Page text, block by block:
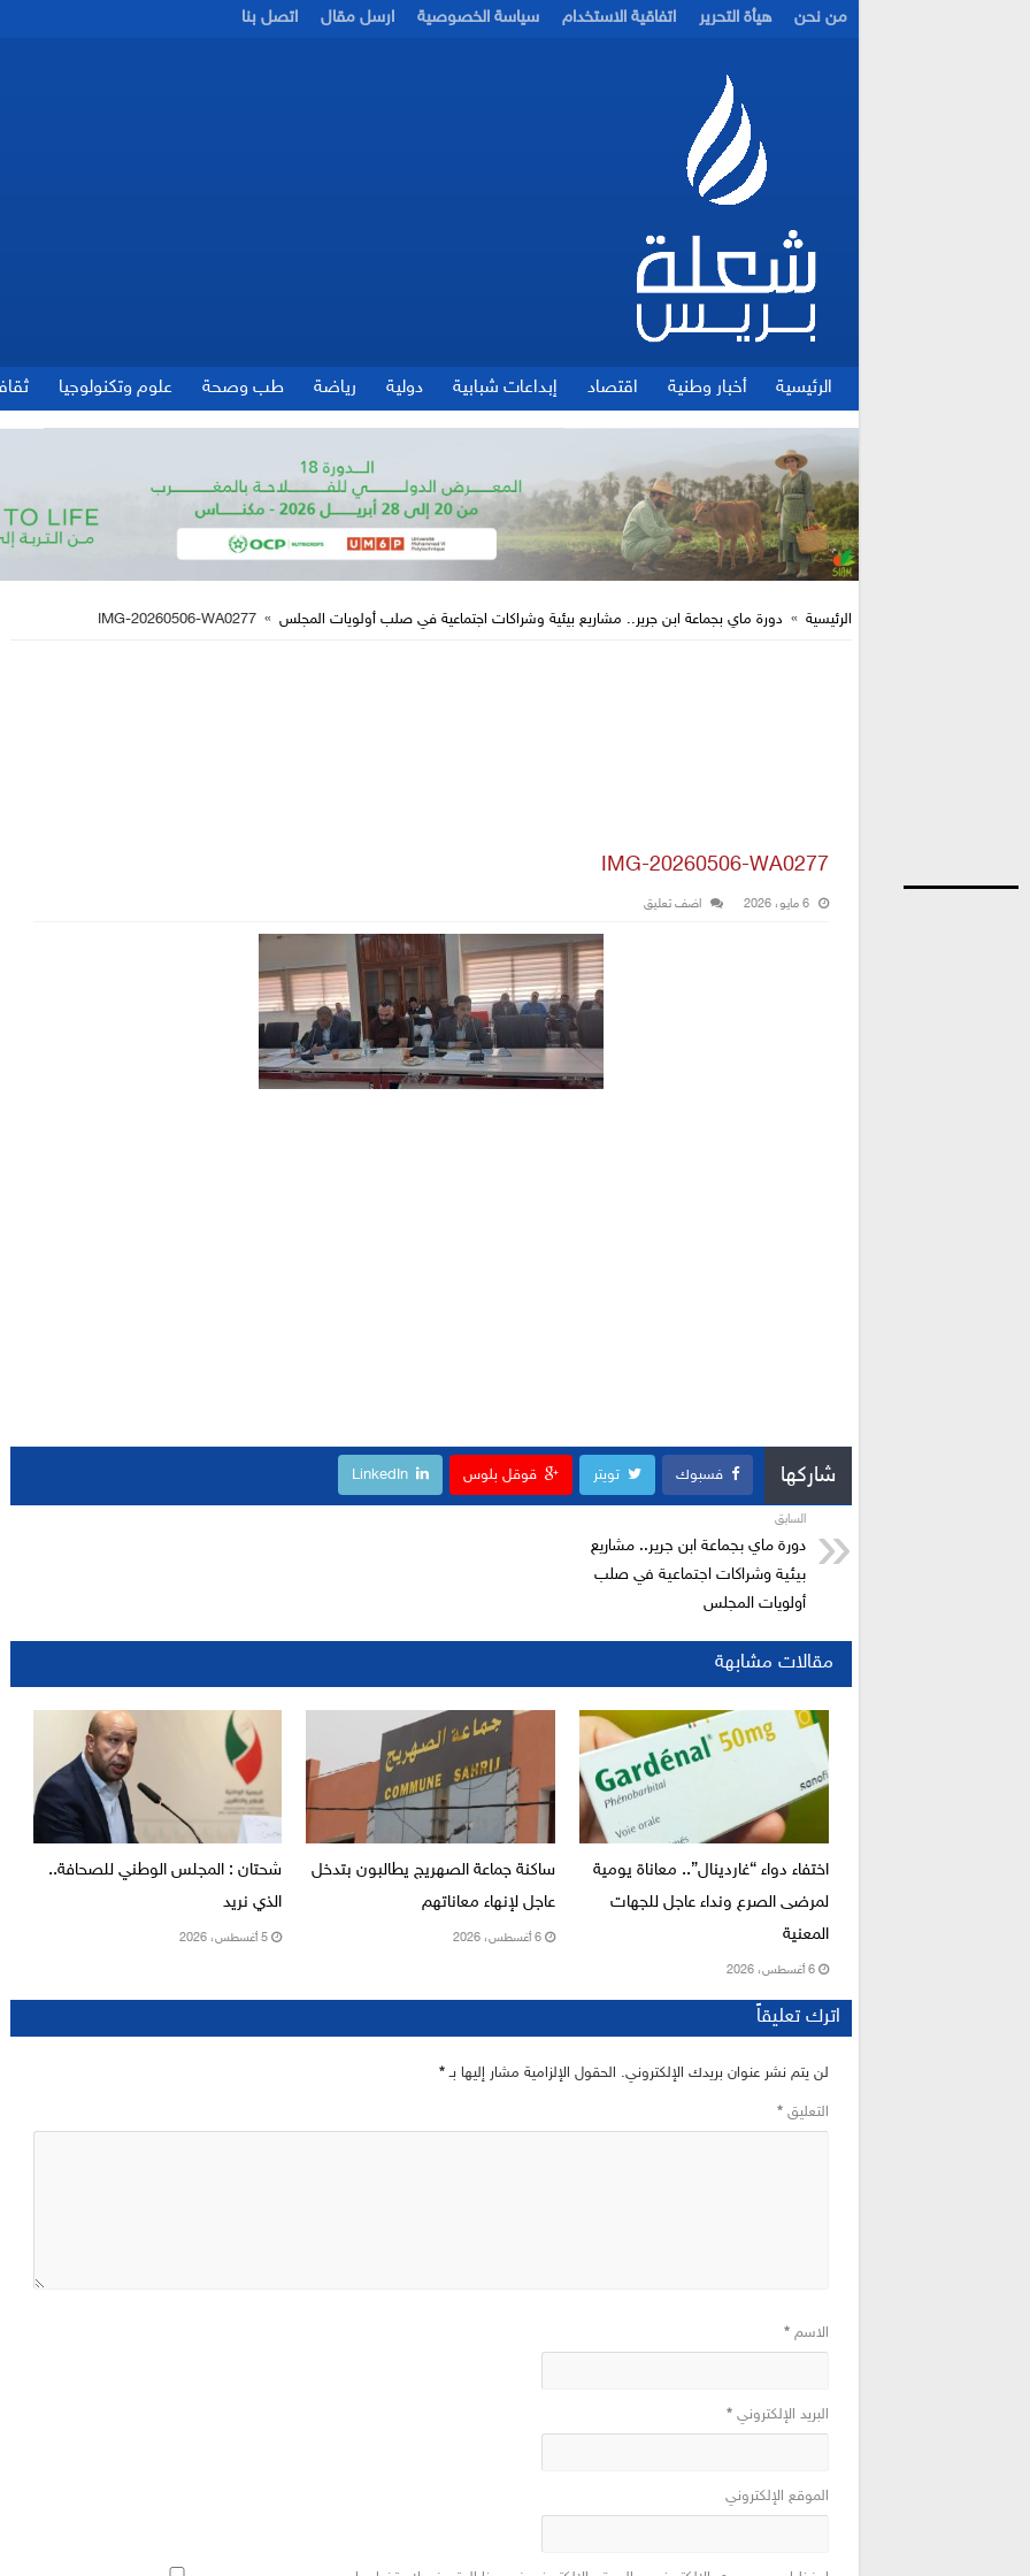
من نحن هيأة التحرير اتفاقية الاستخدام سياسة الخصوصية ارسل مقال اتصل بنا
الرئيسية أخبار وطنية اقتصاد إبداعات شبابية دولية رياضة طب وصحة علوم وتكنولوجيا
الرئيسية » دورة ماي بجماعة ابن جرير.. مشاريع بيئية وشراكات اجتماعية في صلب أولويات المجلس »
IMG-20260506-WA0277
IMG-20260506-WA0277
6 مايو، 2026 اضف تعليق
شاركها فسبوك تويتر قوقل بلوس LinkedIn
السابق
دورة ماي بجماعة ابن جرير.. مشاريع
بيئية وشراكات اجتماعية في صلب
أولويات المجلس
مقالات مشابهة
اختفاء دواء “غاردينال”.. معاناة يومية
لمرضى الصرع ونداء عاجل للجهات
المعنية
6 أغسطس، 2026
ساكنة جماعة الصهريج يطالبون بتدخل
عاجل لإنهاء معاناتهم
6 أغسطس، 2026
شحتان : المجلس الوطني للصحافة..
الذي نريد
5 أغسطس، 2026
اترك تعليقاً
لن يتم نشر عنوان بريدك الإلكتروني. الحقول الإلزامية مشار إليها بـ*
التعليق*
الاسم*
البريد الإلكتروني*
الموقع الإلكتروني